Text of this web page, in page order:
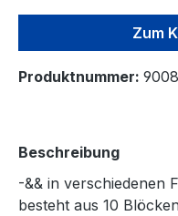
Zum
Produktnummer:
Beschreibung
-&& in verschiedenen
besteht aus 10